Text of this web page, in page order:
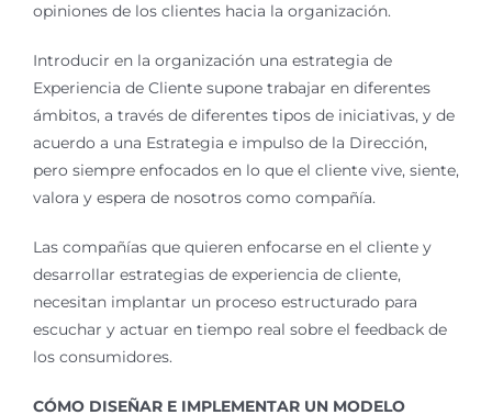
opiniones de los clientes hacia la organización.
Introducir en la organización una estrategia de
Experiencia de Cliente supone trabajar en diferentes
ámbitos, a través de diferentes tipos de iniciativas, y de
acuerdo a una Estrategia e impulso de la Dirección,
pero siempre enfocados en lo que el cliente vive, siente,
valora y espera de nosotros como compañía.
Las compañías que quieren enfocarse en el cliente y
desarrollar estrategias de experiencia de cliente,
necesitan implantar un proceso estructurado para
escuchar y actuar en tiempo real sobre el feedback de
los consumidores.
CÓMO DISEÑAR E IMPLEMENTAR UN MODELO